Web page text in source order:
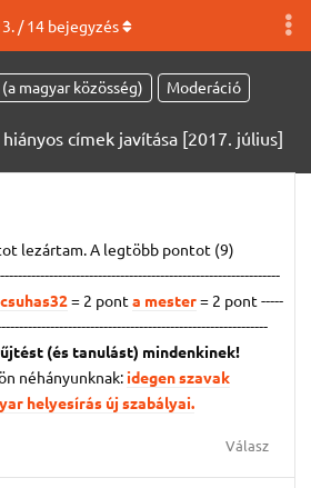
magyar közösség) Moderáció
címek javítása [2017. július]
. /14bejegyzés
lezártam. A legtöbb pontot (9)
csuhas32= 2 pont a mester= 2 pont -----
(és tanulást) mindenkinek!
néhányunknak: idegen szavak
helyesírás új szabályai.
Válasz